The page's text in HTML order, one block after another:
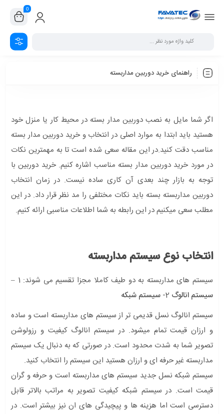
0
راهنمای خرید دوربین مداربسته
اگر شما مایل به نصب دوربین مدار بسته در محیط کار یا منزل خود
هستید باید ابتدا به موارد اصلی در انتخاب و خرید دوربین مدار بسته
مناسب دقت کنید.در این مقاله سعی شده است تا به مهمترین نکات
در مورد خرید دوربین مدار بسته مناسب اشاره کنیم. خرید دوربین با
توجه به بازار چند بعدی آن کاری ساده نیست. در زمان انتخاب
دوربین مداربسته بسته باید نکات مختلفی را مد نظر قرار داد. در این
مطلب سعی میکنیم در این رابطه به شما اطلاعات مناسبی ارائه کنیم.
انتخاب نوع سیستم مداربسته
سیستم های مداربسته به دو طیف کاملا مجزا تقسیم می شوند: 1 –
سیستم انالوگ
سیستم شبکه
سیستم انالوگ نسل قدیمی تر از سیستم های مداربسته است و ساده
و ارزان قیمت تمام میشود. در سیستم انالوگ کیفیت و رزولوشن
تصویر شما به شدت محدود است. در صورتی که به دنبال یک سیستم
مداربسته غیر حرفه ای و ارزان هستید این سیستم را انتخاب کنید.
سیستم شبکه نسل جدید سیستم های مداربسته است و حرفه و گران
قیمت است. در سیستم شبکه کیفیت تصویر به مراتب بالاتر قابل
دسترسی است اما هزینه ها و پیچیدگی های ان نیز بیشتر است. در